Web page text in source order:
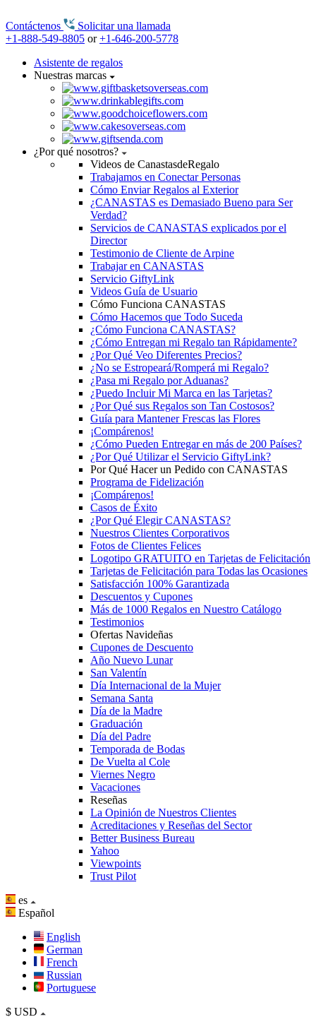
Contáctenos
Solicitar una llamada
+1-888-549-8805 or+1-646-200-5778
Asistente de regalos
Nuestras marcas
¿Por qué nosotros?
Videos de CanastasdeRegalo
Trabajamos en Conectar Personas
Cómo Enviar Regalos al Exterior
¿CANASTAS es Demasiado Bueno para Ser
Verdad?
Servicios de CANASTAS explicados por el
Director
Testimonio de Cliente de Arpine
Trabajar en CANASTAS
Servicio GiftyLink
Videos Guía de Usuario
Cómo Funciona CANASTAS
Cómo Hacemos que Todo Suceda
¿Cómo Funciona CANASTAS?
¿Cómo Entregan mi Regalo tan Rápidamente?
¿Por Qué Veo Diferentes Precios?
¿No se Estropeará/Romperá mi Regalo?
¿Pasa mi Regalo por Aduanas?
¿Puedo Incluir Mi Marca en las Tarjetas?
¿Por Qué sus Regalos son Tan Costosos?
Guía para Mantener Frescas las Flores
¡Compárenos!
¿Cómo Pueden Entregar en más de 200 Países?
¿Por Qué Utilizar el Servicio GiftyLink?
Por Qué Hacer un Pedido con CANASTAS
Programa de Fidelización
¡Compárenos!
Casos de Éxito
¿Por Qué Elegir CANASTAS?
Nuestros Clientes Corporativos
Fotos de Clientes Felices
Logotipo GRATUITO en Tarjetas de Felicitación
Tarjetas de Felicitación para Todas las Ocasiones
Satisfacción 100% Garantizada
Descuentos y Cupones
Más de 1000 Regalos en Nuestro Catálogo
Testimonios
Ofertas Navideñas
Cupones de Descuento
Año Nuevo Lunar
San Valentín
Día Internacional de la Mujer
Semana Santa
Día de la Madre
Graduación
Día del Padre
Temporada de Bodas
De Vuelta al Cole
Viernes Negro
Vacaciones
Reseñas
La Opinión de Nuestros Clientes
Acreditaciones y Reseñas del Sector
Better Business Bureau
Yahoo
Viewpoints
Trust Pilot
es
Español
English
German
French
Russian
Portuguese
$ USD